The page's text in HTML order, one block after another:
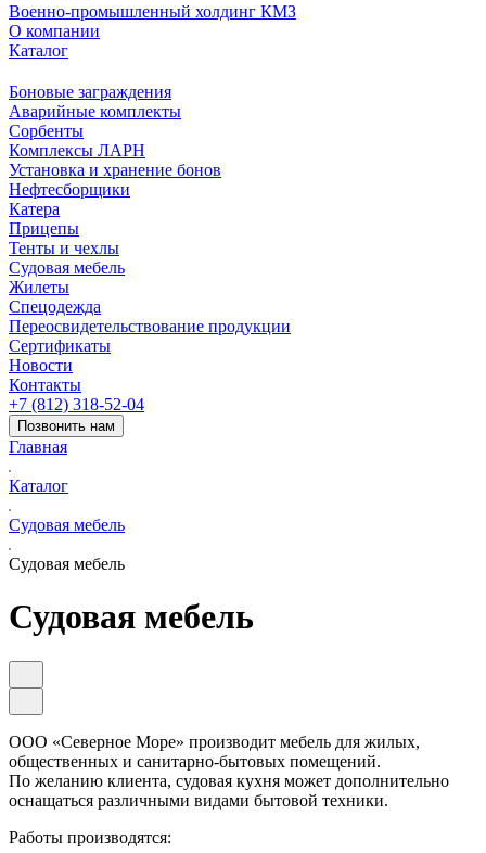
Военно-промышленный холдинг КМЗ
О компании
Каталог
Боновые заграждения
Аварийные комплекты
Сорбенты
Комплексы ЛАРН
Установка и хранение бонов
Нефтесборщики
Катера
Прицепы
Тенты и чехлы
Судовая мебель
Жилеты
Спецодежда
Переосвидетельствование продукции
Сертификаты
Новости
Контакты
+7 (812) 318-52-04
Позвонить нам
Главная
Каталог
Судовая мебель
Судовая мебель
Судовая мебель
ООО «Северное Море» производит мебель для жилых,
общественных и санитарно-бытовых помещений.
По желанию клиента, судовая кухня может дополнительно
оснащаться различными видами бытовой техники.
Работы производятся: